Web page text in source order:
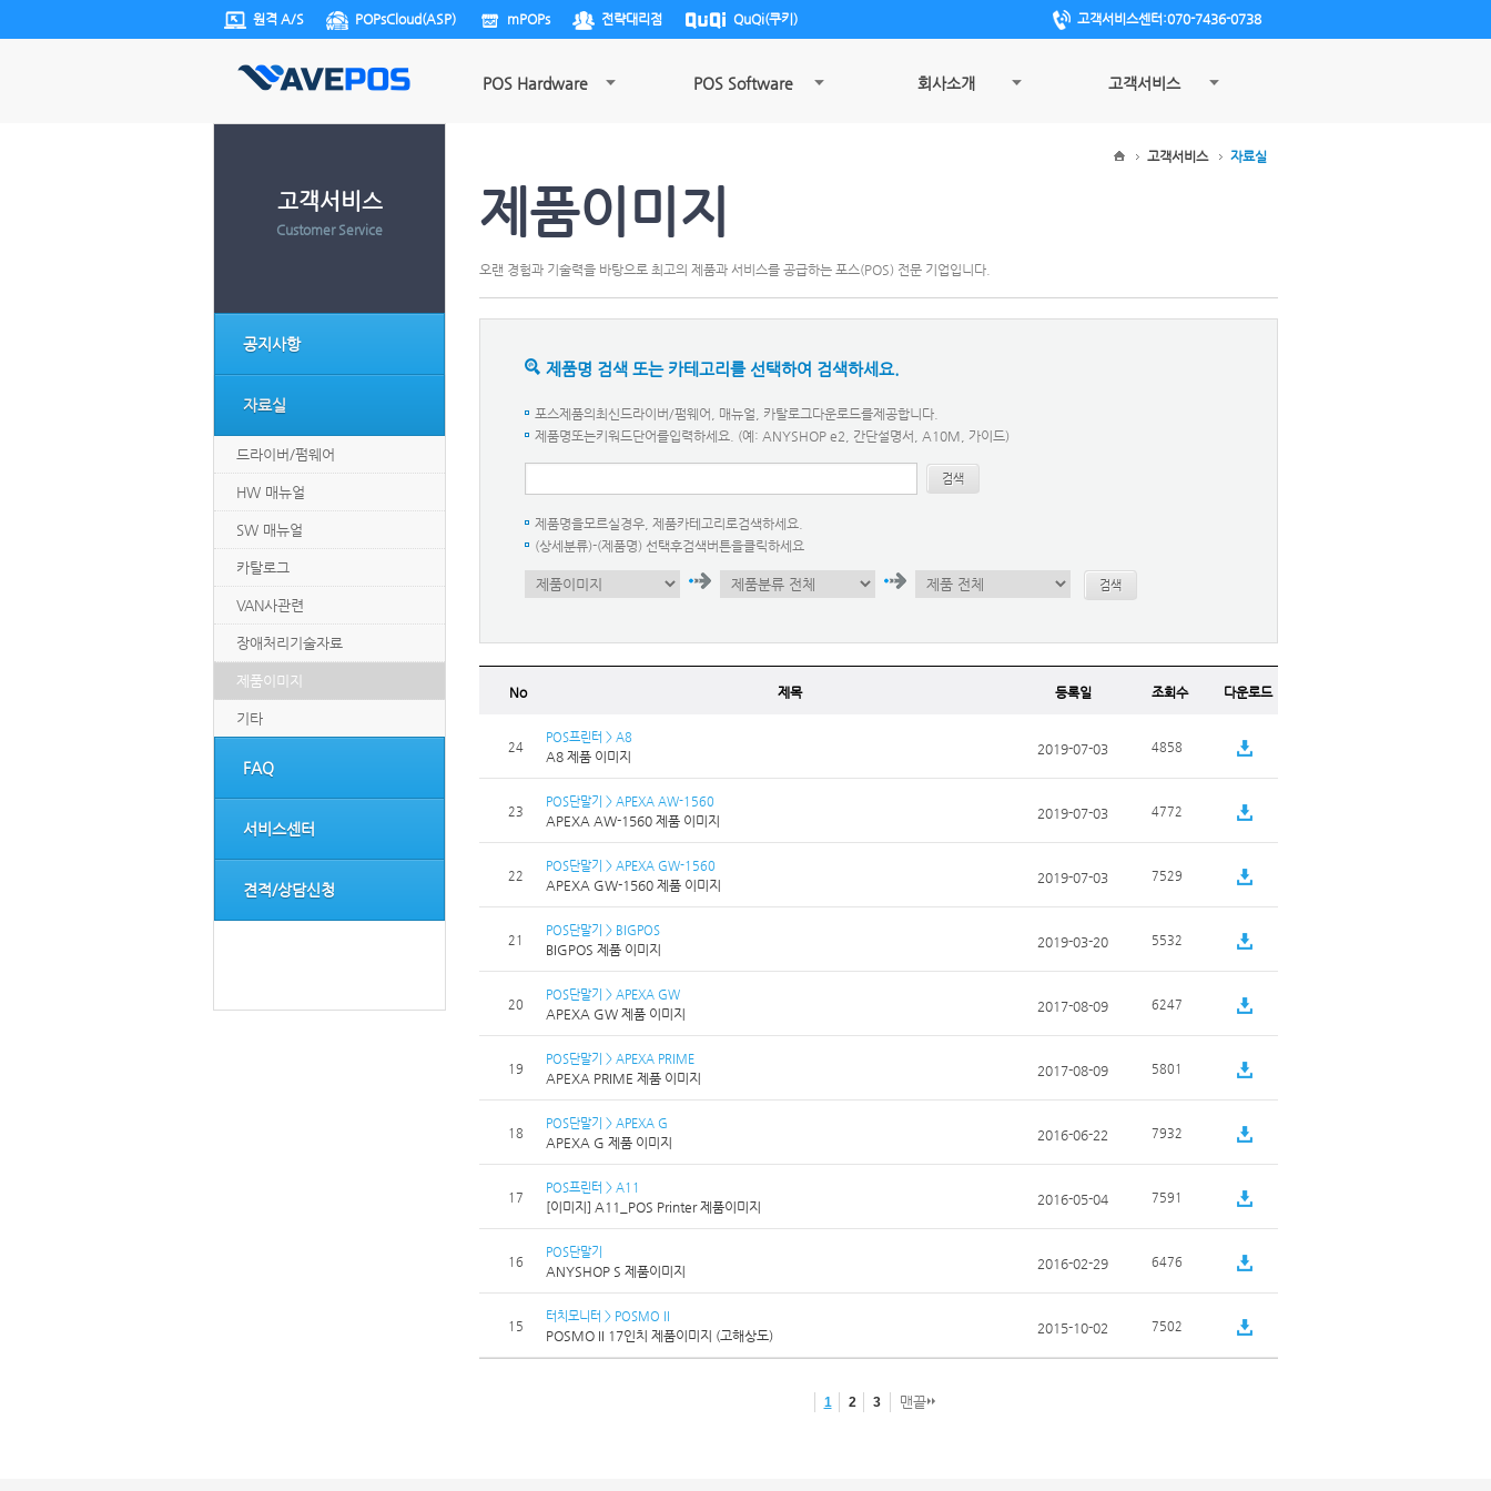
원격 A/S POPsCloud(ASP) mPOPs 전략대리점 QuQi(쿠키) 고객서비스센터:070-7436-0738
POS Hardware POS Software 회사소개 고객서비스
고객서비스
Customer Service
공지사항
자료실
드라이버/펌웨어
HW 매뉴얼
SW 매뉴얼
카탈로그
VAN사관련
장애처리기술자료
제품이미지
기타
FAQ
서비스센터
견적/상담신청
고객서비스 자료실
제품이미지
오랜 경험과 기술력을 바탕으로 최고의 제품과 서비스를 공급하는 포스(POS) 전문 기업입니다.
제품명 검색 또는 카테고리를 선택하여 검색하세요.
포스제품의최신드라이버/펌웨어, 매뉴얼, 카탈로그다운로드를제공합니다.
제품명또는키워드단어를입력하세요. (예: ANYSHOP e2, 간단설명서, A10M, 가이드)
검색
제품명을모르실경우, 제품카테고리로검색하세요.
(상세분류)-(제품명) 선택후검색버튼을클릭하세요
검색
No 제목 등록일 조회수 다운로드
24
POS프린터 > A8
A8 제품 이미지 2019-07-03 4858
23
POS단말기 > APEXA AW-1560
APEXA AW-1560 제품 이미지 2019-07-03 4772
22
POS단말기 > APEXA GW-1560
APEXA GW-1560 제품 이미지 2019-07-03 7529
21
POS단말기 > BIGPOS
BIGPOS 제품 이미지 2019-03-20 5532
20
POS단말기 > APEXA GW
APEXA GW 제품 이미지 2017-08-09 6247
19
POS단말기 > APEXA PRIME
APEXA PRIME 제품 이미지 2017-08-09 5801
18
POS단말기 > APEXA G
APEXA G 제품 이미지 2016-06-22 7932
17
POS프린터 > A11
[이미지] A11_POS Printer 제품이미지 2016-05-04 7591
16
POS단말기
ANYSHOP S 제품이미지 2016-02-29 6476
15
터치모니터 > POSMO II
POSMO II 17인치 제품이미지 (고해상도) 2015-10-02 7502
1 2 3 맨끝